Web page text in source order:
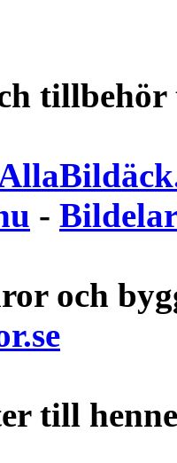
- Bildelar
och
till